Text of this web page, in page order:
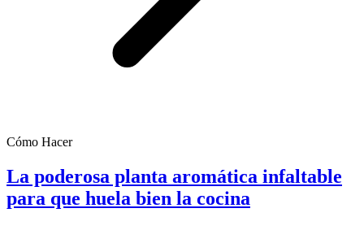
Cómo Hacer
La poderosa planta aromática infaltable
para que huela bien la cocina